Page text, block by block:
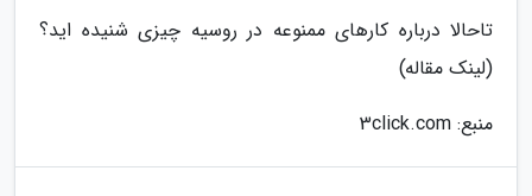
تاحالا درباره کارهای ممنوعه در روسیه چیزی شنیده اید؟
(لینک مقاله)
منبع: 3click.com